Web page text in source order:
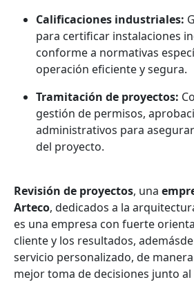
Calificaciones industriales:
para certificar instalaciones
conforme a normativas
operación eficiente y segura.
Tramitación de proyectos:
gestión de permisos,
administrativos para
del proyecto.
Revisión de proyectos, una
Arteco, dedicados a la
es una empresa con fuerte
cliente y los resultados,
servicio personalizado, de
mejor toma de decisiones junto al